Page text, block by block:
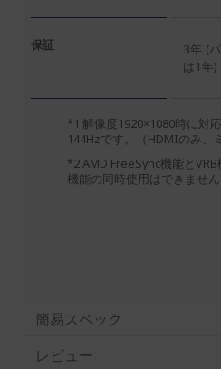
保証
3年 (
は1年)
*1 解像度1920×1080時に対
144Hzです。（HDMIのみ、
*2 AMD FreeSync機能と
機能の同時使用はできません
簡易スペック
レビュー